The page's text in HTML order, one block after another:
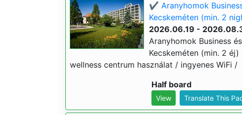
✔️ Aranyhomok
Kecskeméten (min. 2
2026.06.19 -
Aranyhomok Business
Kecskeméten (min. 2
wellness centrum használat / ingyenes WiFi /
Half board
View Translate This